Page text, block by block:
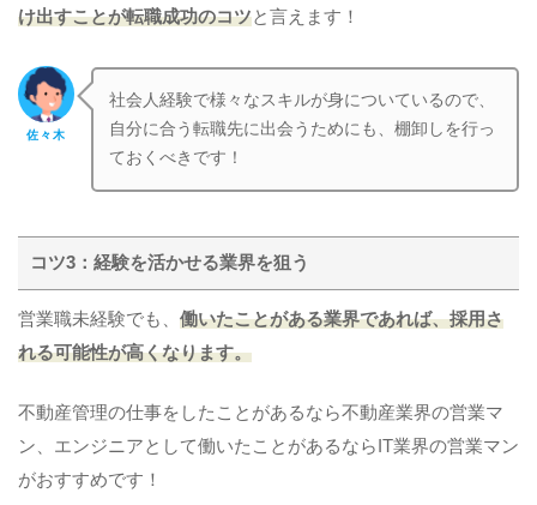
け出すことが転職成功のコツと言えます！
佐々木
社会人経験で様々なスキルが身についているので、
自分に合う転職先に出会うためにも、棚卸しを行っ
ておくべきです！
コツ3：経験を活かせる業界を狙う
営業職未経験でも、 働いたことがある業界であれば、採用さ
れる可能性が高くなります。
不動産管理の仕事をしたことがあるなら不動産業界の営業マ
ン、エンジニアとして働いたことがあるならIT業界の営業マン
がおすすめです！